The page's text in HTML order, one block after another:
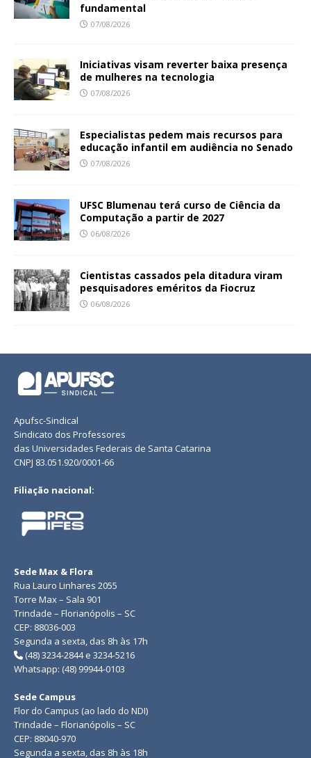
fundamental
07/08/2026
Iniciativas visam reverter baixa presença
de mulheres na tecnologia
07/08/2026
Especialistas pedem mais recursos para
educação infantil em audiência no Senado
07/08/2026
UFSC Blumenau terá curso de Ciência da
Computação a partir de 2027
06/08/2026
Cientistas cassados pela ditadura viram
pesquisadores eméritos da Fiocruz
06/08/2026
Apufsc-Sindical
Sindicato dos Professores
das Universidades Federais de Santa Catarina
CNPJ 83.051.920/0001-66
Filiação nacional:
Sede Max & Flora
Rua Lauro Linhares 2055
Torre Max – Sala 901
Trindade – Florianópolis – SC
CEP: 88036-003
Segunda a sexta, das 8h às 17h
(48) 3234-2844 e 3234-5216
Whatsapp: (48) 99944-0103
Sede Campus
Flor do Campus (ao lado do NDI)
Trindade – Florianópolis – SC
CEP: 88040-970
Segunda a sexta, das 8h às 18h